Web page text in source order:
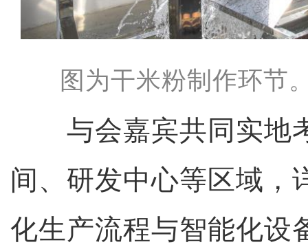
图为干米粉制作环节
与会嘉宾共同实地
间、研发中心等区域，
化生产流程与智能化设